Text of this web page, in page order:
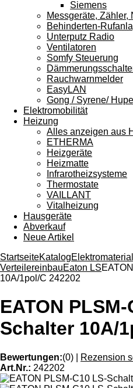
Siemens
Messgeräte, Zähler,
Behinderten-
Unterputz Radio
Ventilatoren
Somfy Steuerung
Rauchwarnmelder
EasyLAN
Gong / Syrene/
Elektromobilität
Heizung
Alles anzeigen aus
ETHERMA
Heizgeräte
Heizmatte
Infrarotheizsysteme
Thermostate
VAILLANT
Vitalheizung
Hausgeräte
Abverkauf
Neue Artikel
StartseiteKatalogElektromaterial
VerteilereinbauEaton LS
10A/1pol/C 242202
EATON
Schalter 10A/
Bewertungen:(0)
Rezension
Art.Nr.: 242202